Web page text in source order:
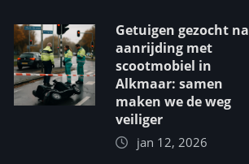
Getuigen gezocht na
aanrijding met
scootmobiel in
Alkmaar: samen
maken we de weg
veiliger
jan 12, 2026